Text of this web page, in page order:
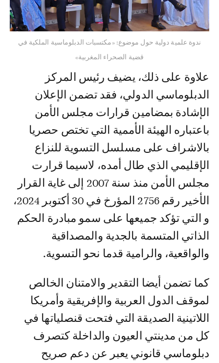
ندوة علمية دولية حول موضوع: «مكتسبات الدبلوماسية الملكية في
قضية الصحراء المغربية»
علاوة على ذلك، يضيف رئيس المركز
الدبلوماسي الدولي، فقد تضمن الإعلان
الإشادة بمضامين قرارات مجلس الأمن
باعتباره الهيئة الأممية التي تختص حصريا
بالاشراف على مسلسل التسوية للنزاع
الإقليمي الذي طال أمده، لاسيما قرارت
مجلس الأمن منذ سنة 2007 إلى غاية القرار
الأخير رقم 2756 المؤرخ في 30 أكتوبر 2024،
و التي تؤكد جميعها على سمو مبادرة الحكم
الذاتي المتسمة بالجدية والمصداقية
والواقعية، والرامية قدما نحو التسوية.
كما تضمن أيضا التقدير والامتنان الخالص
لموقف الدول العربية والإفريقية وأمريكا
اللاتينية الصديقة التي فتحت قنصلياتها في
كل من مدينتي العيون والداخلة كتصرف
دبلوماسي قانوني يعبر عن دعم صريح